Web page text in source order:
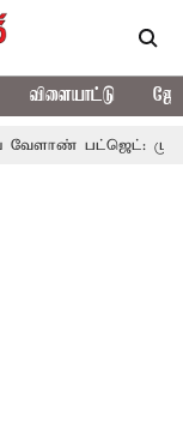
விளையாட்டு
முதல்-அமைச்சர்